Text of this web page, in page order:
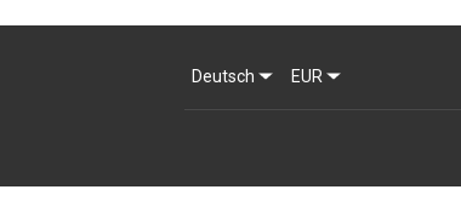
Deutsch EUR